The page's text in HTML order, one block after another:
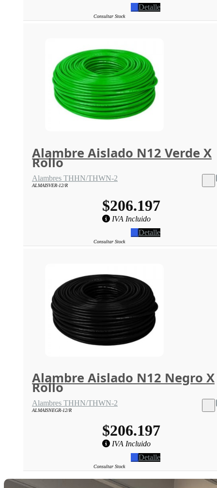
Detalle
Consultar Stock
Alambre Aislado N12 Verde X
Rollo
Alambres THHN/THWN-2
ALMAISVER-12/R
$206.197
IVA Incluido
Detalle
Consultar Stock
Alambre Aislado N12 Negro X
Rollo
Alambres THHN/THWN-2
ALMAISNEGR-12/R
$206.197
IVA Incluido
Detalle
Consultar Stock